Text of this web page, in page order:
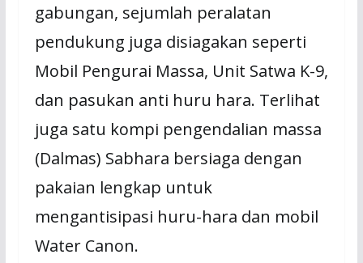
gabungan, sejumlah peralatan
pendukung juga disiagakan seperti
Mobil Pengurai Massa, Unit Satwa K-9,
dan pasukan anti huru hara. Terlihat
juga satu kompi pengendalian massa
(Dalmas) Sabhara bersiaga dengan
pakaian lengkap untuk
mengantisipasi huru-hara dan mobil
Water Canon.